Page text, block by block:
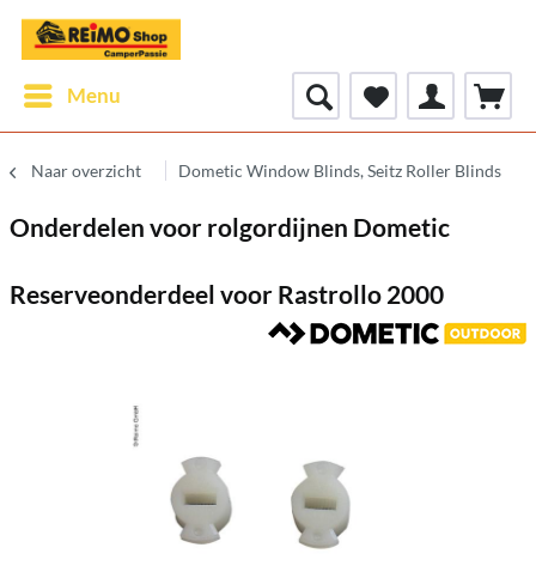
Menu
Naar overzicht Dometic Window Blinds, Seitz Roller Blinds
Onderdelen voor rolgordijnen Dometic
Reserveonderdeel voor Rastrollo 2000